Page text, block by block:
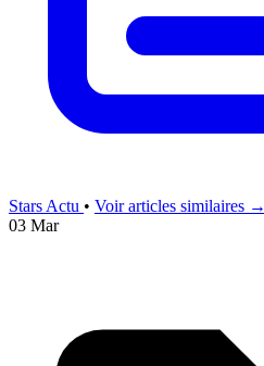
Stars Actu • Voir articles similaires →
03 Mar